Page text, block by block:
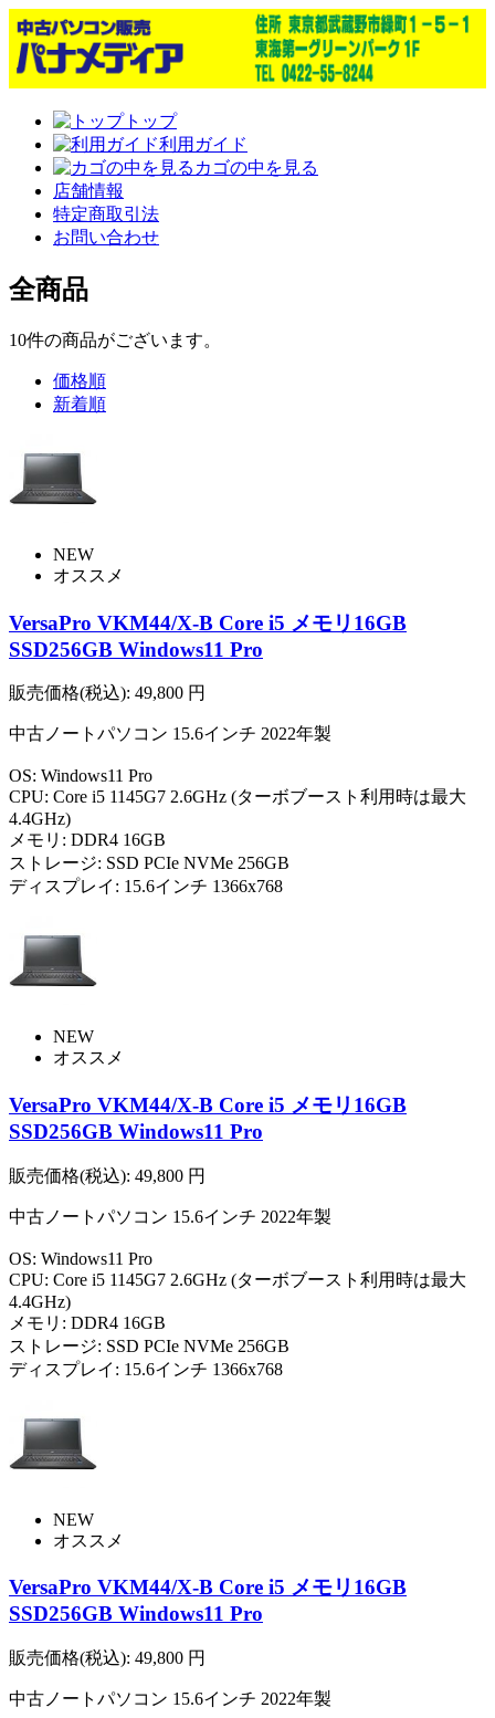
トップ
利用ガイド
カゴの中を見る
店舗情報
特定商取引法
お問い合わせ
全商品
10件の商品がございます。
価格順
新着順
NEW
オススメ
VersaPro VKM44/X-B Core i5 メモリ16GB
SSD256GB Windows11 Pro
販売価格(税込): 49,800 円
中古ノートパソコン 15.6インチ 2022年製
OS: Windows11 Pro
CPU: Core i5 1145G7 2.6GHz (ターボブースト利用時は最大
4.4GHz)
メモリ: DDR4 16GB
ストレージ: SSD PCIe NVMe 256GB
ディスプレイ: 15.6インチ 1366x768
NEW
オススメ
VersaPro VKM44/X-B Core i5 メモリ16GB
SSD256GB Windows11 Pro
販売価格(税込): 49,800 円
中古ノートパソコン 15.6インチ 2022年製
OS: Windows11 Pro
CPU: Core i5 1145G7 2.6GHz (ターボブースト利用時は最大
4.4GHz)
メモリ: DDR4 16GB
ストレージ: SSD PCIe NVMe 256GB
ディスプレイ: 15.6インチ 1366x768
NEW
オススメ
VersaPro VKM44/X-B Core i5 メモリ16GB
SSD256GB Windows11 Pro
販売価格(税込): 49,800 円
中古ノートパソコン 15.6インチ 2022年製